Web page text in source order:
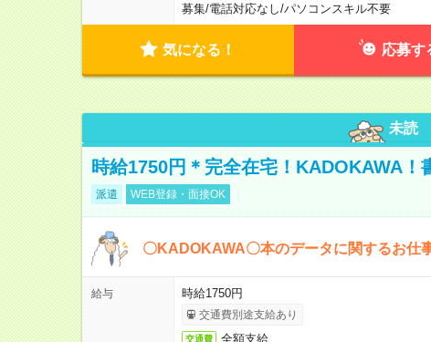
募集/電話対応なし/パソコンスキル不要
気になる！ 応募す
未読
時給1750円＊完全在宅！KADOKAWA！
派遣 WEB登録・面接OK
〇KADOKAWA〇本のデータに関するお仕
給与 時給1750円
交通費別途支給あり
交通費 全額支給